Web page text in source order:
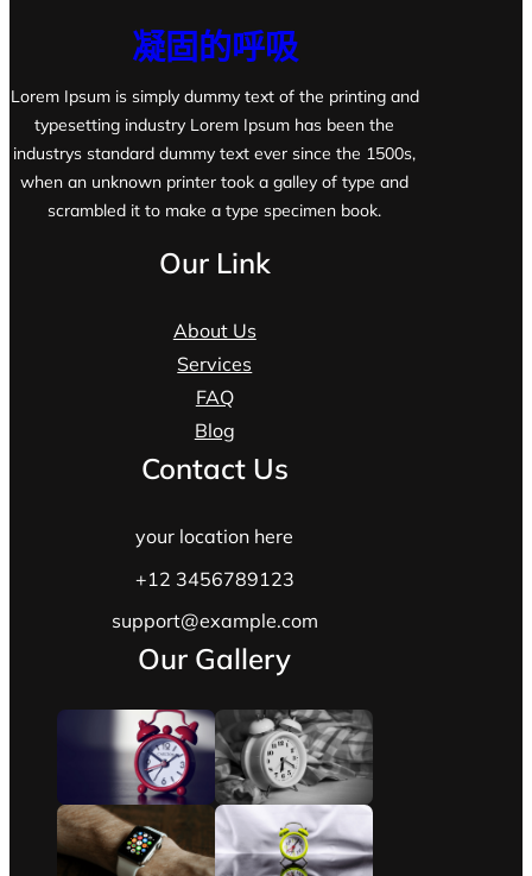
凝固的呼吸
Lorem Ipsum is simply dummy text of the printing and
typesetting industry Lorem Ipsum has been the
industrys standard dummy text ever since the 1500s,
when an unknown printer took a galley of type and
scrambled it to make a type specimen book.
Our Link
About Us
Services
FAQ
Blog
Contact Us
your location here
+12 3456789123
support@example.com
Our Gallery